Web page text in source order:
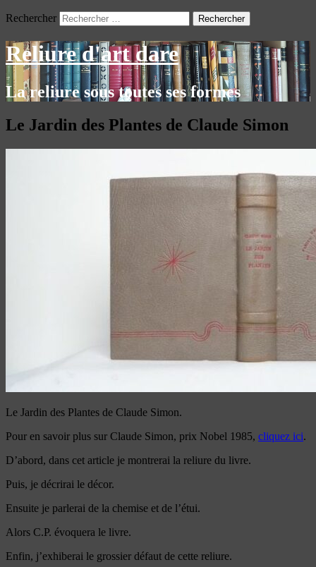
Rechercher
Reliure d'art dare
La reliure sous toutes ses formes
Le Jardin des Plantes de Claude Simon
Le Jardin des Plantes de Claude Simon.
Pour en savoir plus sur Claude Simon, prix Nobel 1985, cliquez ici.
D’abord, dans cet article je montrerai la reliure du livre.
Puis, je décrirai le décor.
Ensuite je parlerai de la chemise et de l’étui.
Alors C.P. évoquera le livre.
Enfin, j’exhiberai le grossier défaut de cette reliure.